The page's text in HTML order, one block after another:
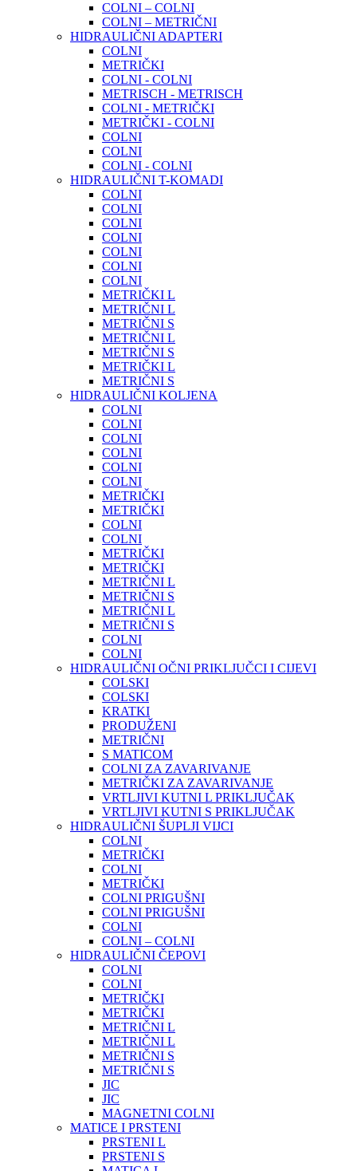
COLNI – COLNI
COLNI – METRIČNI
HIDRAULIČNI ADAPTERI
COLNI
METRIČKI
COLNI - COLNI
METRISCH - METRISCH
COLNI - METRIČKI
METRIČKI - COLNI
COLNI
COLNI
COLNI - COLNI
HIDRAULIČNI T-KOMADI
COLNI
COLNI
COLNI
COLNI
COLNI
COLNI
COLNI
METRIČKI L
METRIČNI L
METRIČNI S
METRIČNI L
METRIČNI S
METRIČKI L
METRIČNI S
HIDRAULIČNI KOLJENA
COLNI
COLNI
COLNI
COLNI
COLNI
COLNI
METRIČKI
METRIČKI
COLNI
COLNI
METRIČKI
METRIČKI
METRIČNI L
METRIČNI S
METRIČNI L
METRIČNI S
COLNI
COLNI
HIDRAULIČNI OČNI PRIKLJUČCI I CIJEVI
COLSKI
COLSKI
KRATKI
PRODUŽENI
METRIČNI
S MATICOM
COLNI ZA ZAVARIVANJE
METRIČKI ZA ZAVARIVANJE
VRTLJIVI KUTNI L PRIKLJUČAK
VRTLJIVI KUTNI S PRIKLJUČAK
HIDRAULIČNI ŠUPLJI VIJCI
COLNI
METRIČKI
COLNI
METRIČKI
COLNI PRIGUŠNI
COLNI PRIGUŠNI
COLNI
COLNI – COLNI
HIDRAULIČNI ČEPOVI
COLNI
COLNI
METRIČKI
METRIČKI
METRIČNI L
METRIČNI L
METRIČNI S
METRIČNI S
JIC
JIC
MAGNETNI COLNI
MATICE I PRSTENI
PRSTENI L
PRSTENI S